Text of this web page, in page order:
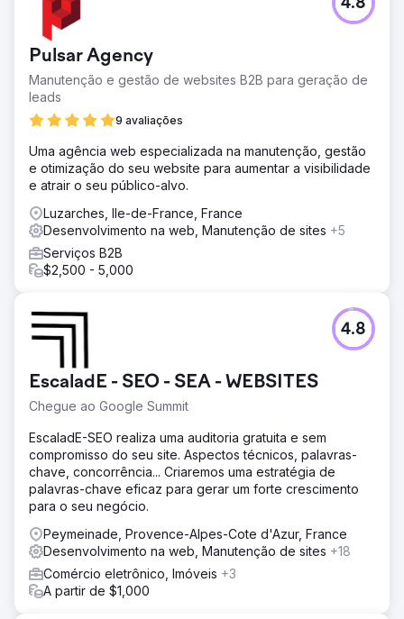
Pulsar Agency
Manutenção e gestão de websites B2B para geração de
leads
9 avaliações
4.8
Uma agência web especializada na manutenção, gestão
e otimização do seu website para aumentar a visibilidade
e atrair o seu público-alvo.
Luzarches, Ile-de-France, France
Desenvolvimento na web, Manutenção de sites +5
Serviços B2B
$2,500 - 5,000
EscaladE - SEO - SEA - WEBSITES
Chegue ao Google Summit
4.8
EscaladE-SEO realiza uma auditoria gratuita e sem
compromisso do seu site. Aspectos técnicos, palavras-
chave, concorrência... Criaremos uma estratégia de
palavras-chave eficaz para gerar um forte crescimento
para o seu negócio.
Peymeinade, Provence-Alpes-Cote d'Azur, France
Desenvolvimento na web, Manutenção de sites +18
Comércio eletrônico, Imóveis +3
A partir de $1,000